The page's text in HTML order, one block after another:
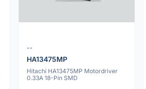
--
HA13475MP
Hitachi HA13475MP Motordriver
0.33A 18-Pin SMD